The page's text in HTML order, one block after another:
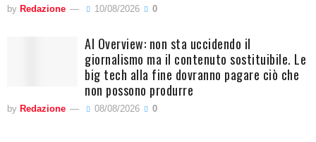
by Redazione 10/08/2026 0
AI Overview: non sta uccidendo il
giornalismo ma il contenuto sostituibile. Le
big tech alla fine dovranno pagare ciò che
non possono produrre
by Redazione 08/08/2026 0